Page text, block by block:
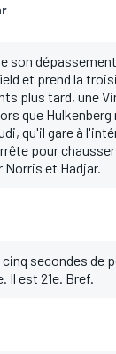
son
et prend la
plus tard, une
que
qu'il gare à
pour
et Hadjar.
secondes de
Il est 21e. Bref.